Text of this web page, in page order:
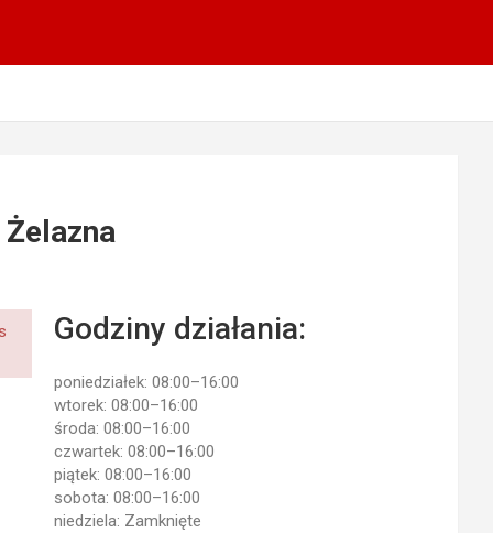
Godziny działania:
poniedziałek: 08:00–16:00
wtorek: 08:00–16:00
środa: 08:00–16:00
czwartek: 08:00–16:00
piątek: 08:00–16:00
sobota: 08:00–16:00
niedziela: Zamknięte